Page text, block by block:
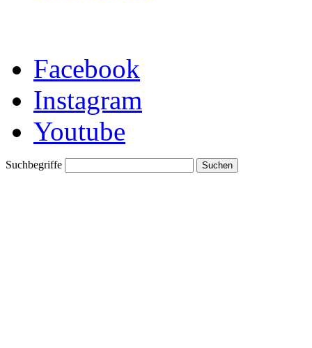
Facebook
Instagram
Youtube
Suchbegriffe